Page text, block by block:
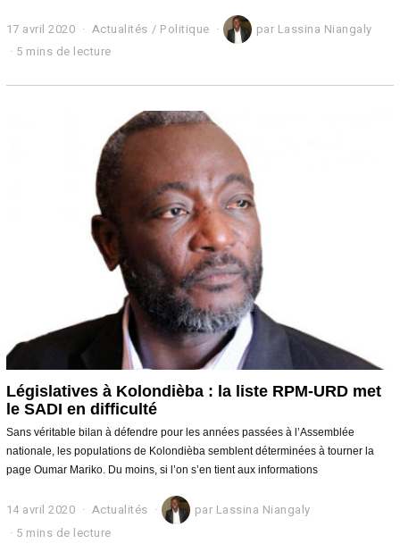
17 avril 2020
7
a
Actualités / Politique par Lassina Niangaly
5 mins de lecture
Législatives à Kolondièba : la liste RPM-URD met
le SADI en difficulté
Sans véritable bilan à défendre pour les années passées à l’Assemblée
nationale, les populations de Kolondièba semblent déterminées à tourner la
page Oumar Mariko. Du moins, si l’on s’en tient aux informations
14 avril 2020
a
Actualités par Lassina Niangaly
5 mins de lecture